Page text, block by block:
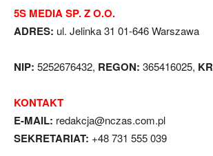
5S MEDIA SP. Z O.O.
ADRES: ul. Jelinka 31 01-646 Warszawa
NIP: 5252676432, REGON: 365416025,
KONTAKT
E-MAIL: redakcja@nczas.com.pl
SEKRETARIAT: +48 731 555 039